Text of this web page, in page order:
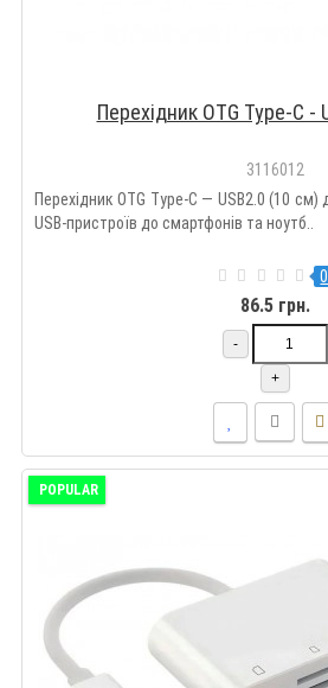
Перехідник OTG Type-C -
3116012
Перехідник OTG Type-C — USB2.0 (10
USB-пристроїв до смартфонів та ноутб..
0
86.5 грн.
-
+
POPULAR